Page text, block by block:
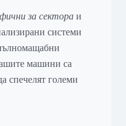
за сектора и
системи
машини са
спечелят големи